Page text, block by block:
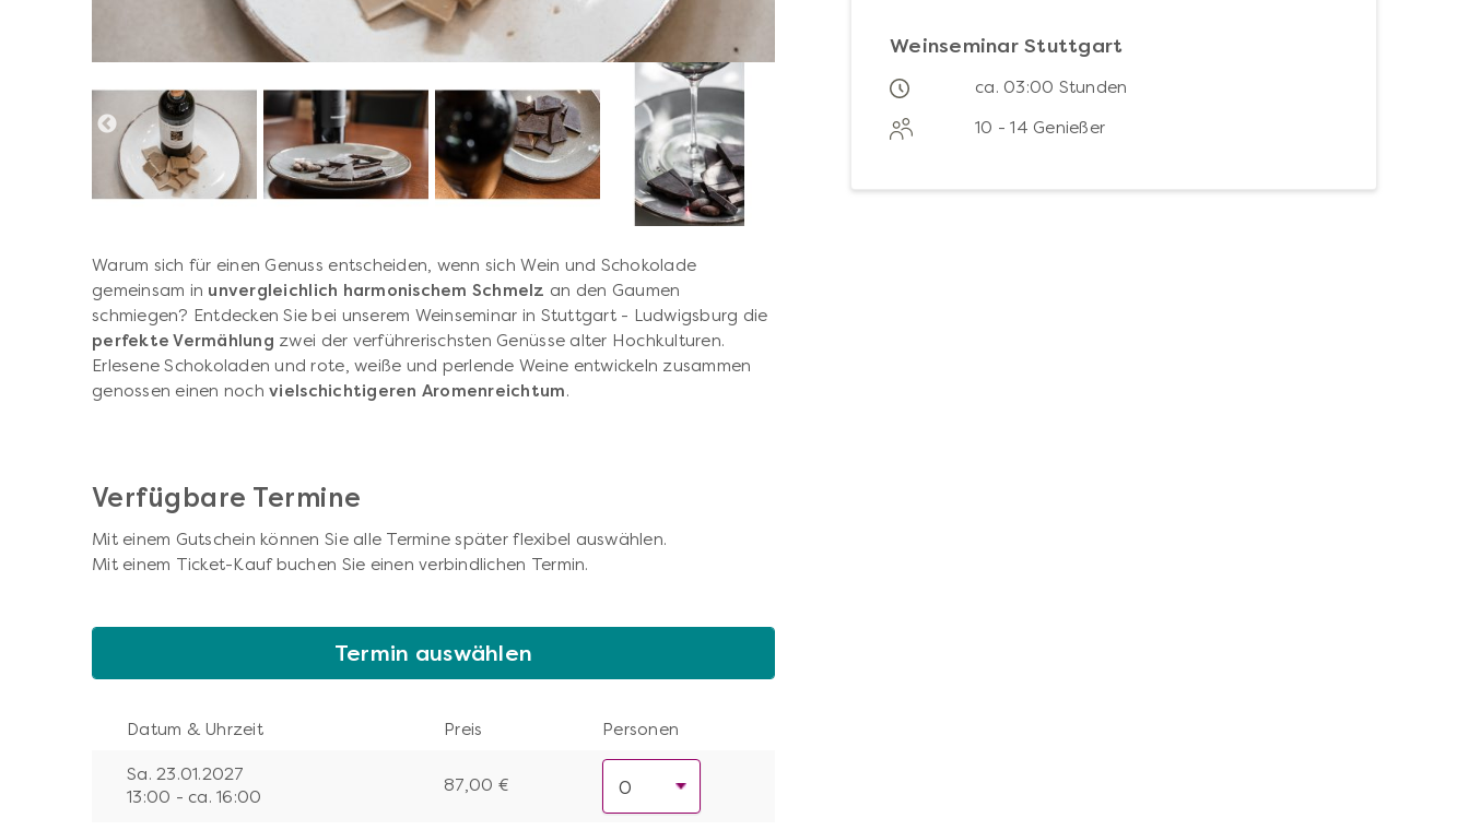
Warum sich für einen Genuss entscheiden, wenn sich Wein und Schokolade
gemeinsam in unvergleichlich harmonischem Schmelz an den Gaumen
schmiegen? Entdecken Sie bei unserem Weinseminar in Stuttgart - Ludwigsburg die
perfekte Vermählung zwei der verführerischsten Genüsse alter Hochkulturen.
Erlesene Schokoladen und rote, weiße und perlende Weine entwickeln zusammen
genossen einen nochvielschichtigeren Aromenreichtum.
Verfügbare Termine
Mit einem Gutschein können Sie alle Termine später flexibel auswählen.
Mit einem Ticket-Kauf buchen Sie einen verbindlichen Termin.
Termin auswählen
Datum & Uhrzeit Preis Personen
Sa. 23.01.2027
13:00 - ca. 16:00
87,00 €
Weinseminar Stuttgart
ca. 03:00 Stunden
10 - 14 Genießer